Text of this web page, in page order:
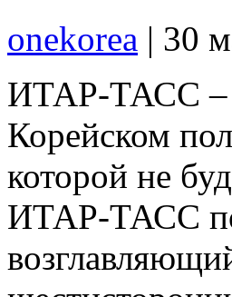
onekorea | 30
ИТАР-ТАСС –
Корейском
которой не
ИТАР-ТАСС